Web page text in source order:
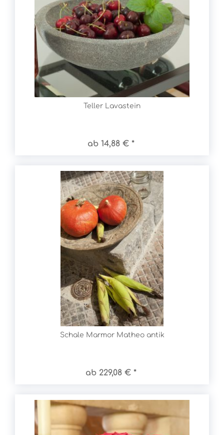
Teller Lavastein
ab 14,88 € *
Schale Marmor Matheo antik
ab 229,08 € *